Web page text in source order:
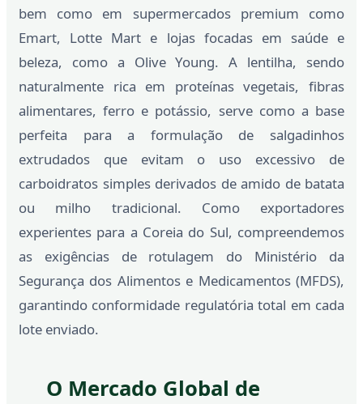
bem como em supermercados premium como
Emart, Lotte Mart e lojas focadas em saúde e
beleza, como a Olive Young. A lentilha, sendo
naturalmente rica em proteínas vegetais, fibras
alimentares, ferro e potássio, serve como a base
perfeita para a formulação de salgadinhos
extrudados que evitam o uso excessivo de
carboidratos simples derivados de amido de batata
ou milho tradicional. Como exportadores
experientes para a Coreia do Sul, compreendemos
as exigências de rotulagem do Ministério da
Segurança dos Alimentos e Medicamentos (MFDS),
garantindo conformidade regulatória total em cada
lote enviado.
O Mercado Global de